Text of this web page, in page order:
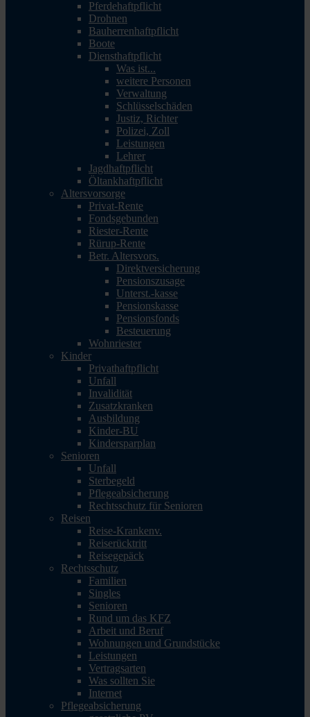
Pferdehaftpflicht
Drohnen
Bauherrenhaftpflicht
Boote
Diensthaftpflicht
Was ist...
weitere Personen
Verwaltung
Schlüsselschäden
Justiz, Richter
Polizei, Zoll
Leistungen
Lehrer
Jagdhaftpflicht
Öltankhaftpflicht
Altersvorsorge
Privat-Rente
Fondsgebunden
Riester-Rente
Rürup-Rente
Betr. Altersvors.
Direktversicherung
Pensionszusage
Unterst.-kasse
Pensionskasse
Pensionsfonds
Besteuerung
Wohnriester
Kinder
Privathaftpflicht
Unfall
Invalidität
Zusatzkranken
Ausbildung
Kinder-BU
Kindersparplan
Senioren
Unfall
Sterbegeld
Pflegeabsicherung
Rechtsschutz für Senioren
Reisen
Reise-Krankenv.
Reiserücktritt
Reisegepäck
Rechtsschutz
Familien
Singles
Senioren
Rund um das KFZ
Arbeit und Beruf
Wohnungen und Grundstücke
Leistungen
Vertragsarten
Was sollten Sie
Internet
Pflegeabsicherung